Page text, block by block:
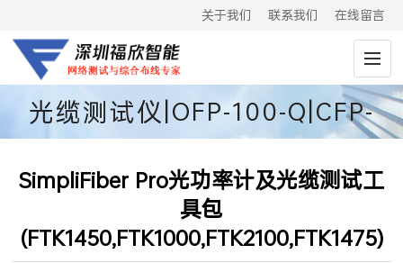
关于我们 联系我们 在线留言
光缆测试仪|OFP-100-Q|CFP-
100-Q
SimpliFiber Pro光功率计及光缆测试工
具包
(FTK1450,FTK1000,FTK2100,FTK1475)